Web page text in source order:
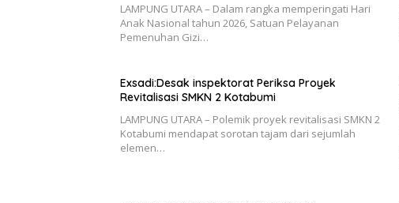
LAMPUNG UTARA – Dalam rangka memperingati Hari
Anak Nasional tahun 2026, Satuan Pelayanan
Pemenuhan Gizi…
Exsadi:Desak inspektorat Periksa Proyek
Revitalisasi SMKN 2 Kotabumi
LAMPUNG UTARA – Polemik proyek revitalisasi SMKN 2
Kotabumi mendapat sorotan tajam dari sejumlah
elemen…